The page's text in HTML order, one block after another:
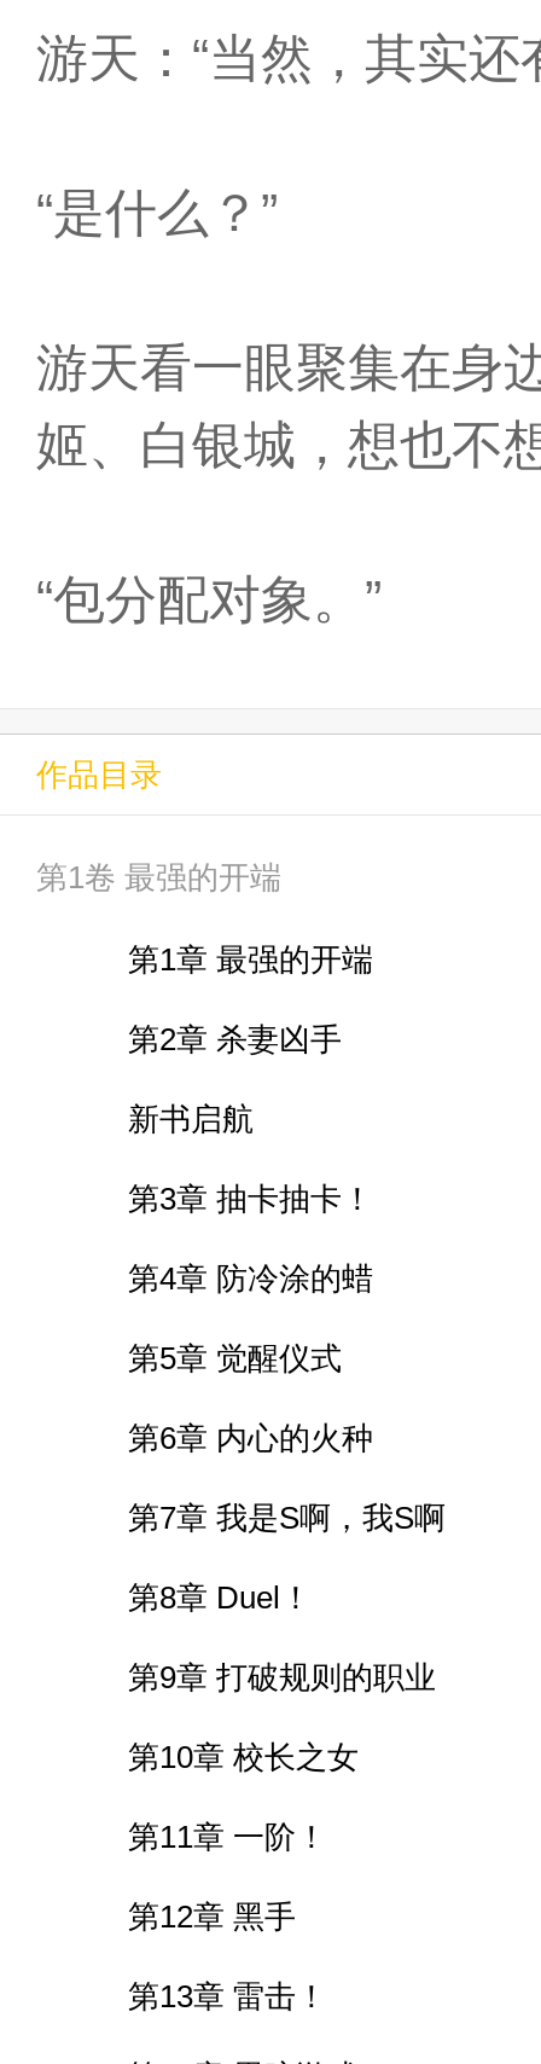
游天：“当然，其实
“是什么？”
游天看一眼聚集在身
姬、白银城，想也不
“包分配对象。”
作品目录
第1卷 最强的开端
第1章 最强的开端
第2章 杀妻凶手
新书启航
第3章 抽卡抽卡！
第4章 防冷涂的蜡
第5章 觉醒仪式
第6章 内心的火种
第7章 我是S啊，我S啊
第8章 Duel！
第9章 打破规则的职业
第10章 校长之女
第11章 一阶！
第12章 黑手
第13章 雷击！